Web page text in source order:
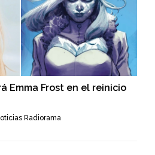
Emma Frost en el reinicio
Radiorama